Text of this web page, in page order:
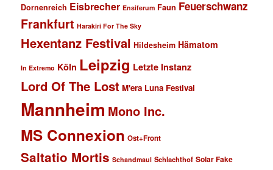
Dornenreich Eisbrecher Ensiferum Faun Feuerschwanz
Frankfurt Harakiri For The Sky
Hexentanz Festival Hildesheim Hämatom
In Extremo Köln Leipzig Letzte Instanz
Lord Of The Lost M'era Luna Festival
Mannheim Mono Inc.
MS Connexion Ost+Front
Saltatio Mortis Schandmaul Schlachthof Solar Fake